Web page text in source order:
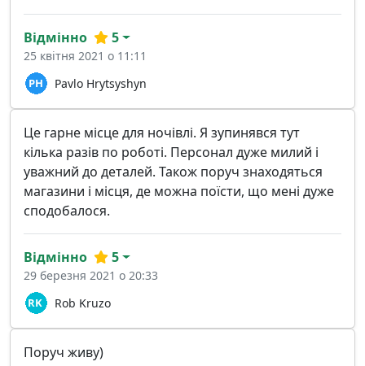
Pavlo Hrytsyshyn
Відмінно 5
25 квітня 2021 о 11:11
Це гарне місце для ночівлі. Я зупинявся тут
кілька разів по роботі. Персонал дуже милий і
уважний до деталей. Також поруч знаходяться
магазини і місця, де можна поїсти, що мені дуже
сподобалося.
Rob Kruzo
Відмінно 5
29 березня 2021 о 20:33
Поруч живу)